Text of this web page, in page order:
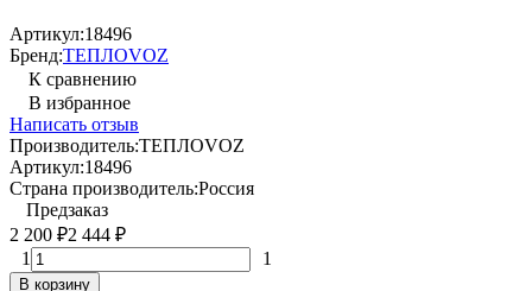
Артикул:18496
Бренд:ТЕПЛОVOZ
К сравнению
В избранное
Написать отзыв
Производитель:ТЕПЛОVOZ
Артикул:18496
Страна производитель:Россия
Предзаказ
2 200 ₽2 444 ₽
1 1
В корзину